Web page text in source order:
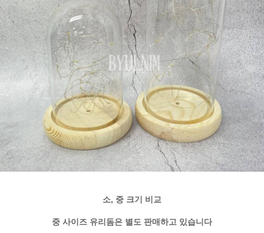
소, 중 크기 비교
중 사이즈 유리돔은 별도 판매하고 있습니다